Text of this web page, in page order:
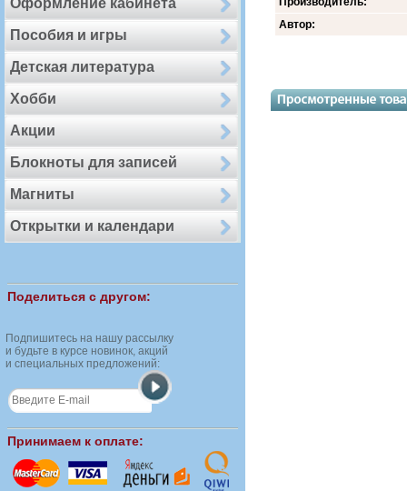
Оформление кабинета
Пособия и игры
Детская литература
Хобби
Акции
Блокноты для записей
Магниты
Открытки и календари
Поделиться с другом:
Подпишитесь на нашу рассылку
и будьте в курсе новинок, акций
и специальных предложений:
Принимаем к оплате:
Автор: